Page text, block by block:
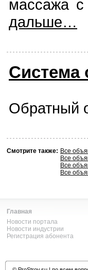
массажа
дальше…
Система
Обратный
Смотрите также: Все
Все
Все
Все
Главная
Новости портала
Новости индустрии
Регистрация абонента